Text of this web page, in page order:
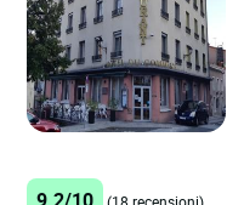
9.2/10 (18 recensioni)